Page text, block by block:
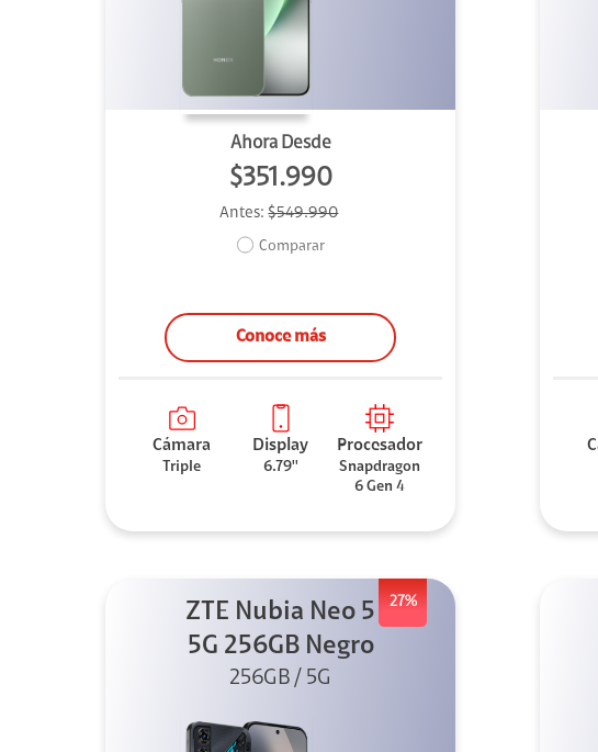
Ahora Desde
$351.990
Antes:$549.990
Comparar
Conoce más
Cámara
Triple
Display
6.79''
Procesador
Snapdragon
6 Gen 4
27%
ZTE Nubia Neo 5
5G 256GB Negro
256GB / 5G